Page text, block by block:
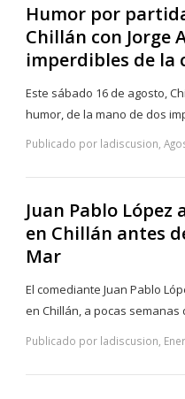
Humor por
Chillán con Jorge
imperdibles de la
Este sábado 16 de agosto,
humor, de la mano de dos
Publicado por ladiscusion,
Juan Pablo
en Chillán antes
Mar
El comediante Juan Pablo
en Chillán, a pocas
Publicado por ladiscusion,